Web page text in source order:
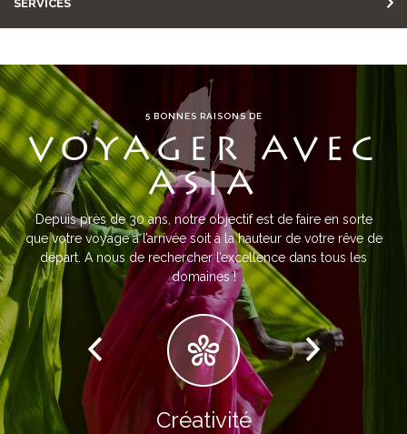
SERVICES
5 BONNES RAISONS DE
VOYAGER AVEC
ASIA
Depuis près de 30 ans, notre objectif est de faire en sorte
que votre voyage à l’arrivée soit à la hauteur de votre rêve de
départ. A nous de rechercher l’excellence dans tous les
domaines !
Créativité